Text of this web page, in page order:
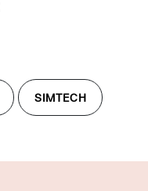
SIMTECH